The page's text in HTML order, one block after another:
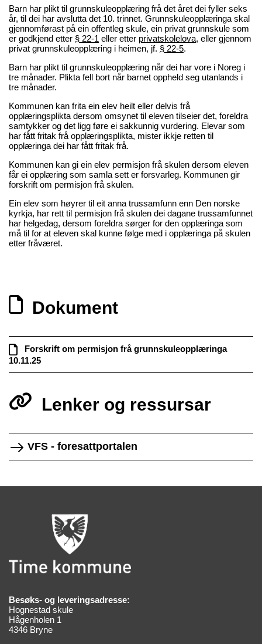
Barn har plikt til grunnskuleopplæring frå det året dei fyller seks
år, til dei har avslutta det 10. trinnet. Grunnskuleopplæringa skal
gjennomførast på ein offentleg skule, ein privat grunnskule som
er godkjend etter § 22-1 eller etter privatskolelova, eller gjennom
privat grunnskuleopplæring i heimen, jf. § 22-5.
Barn har plikt til grunnskuleopplæring når dei har vore i Noreg i
tre månader. Plikta fell bort når barnet oppheld seg utanlands i
tre månader.
Kommunen kan frita ein elev heilt eller delvis frå
opplæringsplikta dersom omsynet til eleven tilseier det, foreldra
samtykker og det ligg føre ei sakkunnig vurdering. Elevar som
har fått fritak frå opplæringsplikta, mister ikkje retten til
opplæringa dei har fått fritak frå.
Kommunen kan gi ein elev permisjon frå skulen dersom eleven
får ei opplæring som samla sett er forsvarleg. Kommunen gir
forskrift om permisjon frå skulen.
Ein elev som høyrer til eit anna trussamfunn enn Den norske
kyrkja, har rett til permisjon frå skulen dei dagane trussamfunnet
har helgedag, dersom foreldra sørger for den opplæringa som
må til for at eleven skal kunne følge med i opplæringa på skulen
etter fråværet.
Dokument
Forskrift om permisjon frå grunnskuleopplæringa
10.11.25
Lenker og ressursar
VFS - foresattportalen
Besøks- og leveringsadresse:
Hognestad skule
Hågenholen 1
4346 Bryne